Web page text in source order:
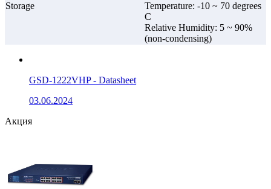
Storage
Temperature: -10 ~ 70 degrees
C
Relative Humidity: 5 ~ 90%
(non-condensing)
GSD-1222VHP - Datasheet
03.06.2024
Акция